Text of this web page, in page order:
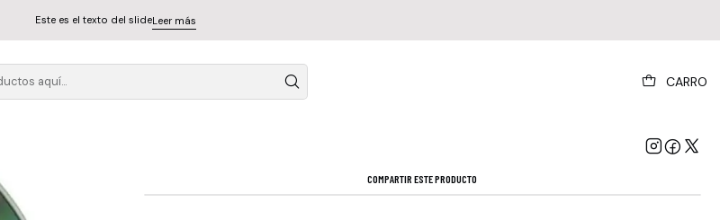
CARRO
Este es el texto del slideLeer más
Ghost - Rite Here Rite Now
COMPARTIR ESTE PRODUCTO